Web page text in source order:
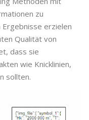
zu
erzielen
Qualität von
dass sie
wie Knicklinien,
sollten.